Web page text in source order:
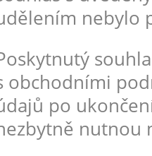
nebylo
obchodními
po
nutnou